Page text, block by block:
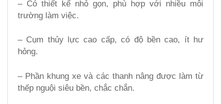
– Có thiết kế nhỏ gọn, phù hợp với nhiều môi
trường làm việc.
– Cụm thủy lực cao cấp, có độ bền cao, ít hư
hỏng.
– Phần khung xe và các thanh nâng được làm từ
thếp nguội siêu bền, chắc chắn.